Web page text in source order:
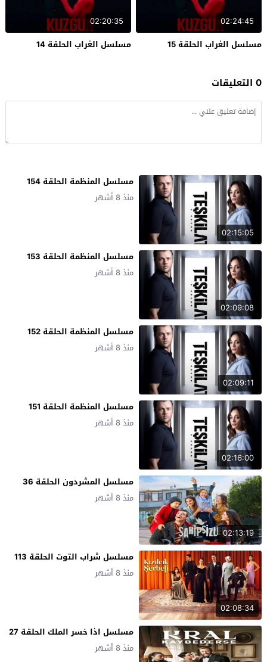
02:24:45
مسلسل الغراب الحلقة 15
02:20:35
مسلسل الغراب الحلقة 14
0 التعليقات
02:15:05
مسلسل المنظمة الحلقة 154
منذ 8 أشهر
02:09:08
مسلسل المنظمة الحلقة 153
منذ 8 أشهر
02:09:11
مسلسل المنظمة الحلقة 152
منذ 8 أشهر
02:16:00
مسلسل المنظمة الحلقة 151
منذ 8 أشهر
02:13:19
مسلسل المشردون الحلقة 36
منذ 8 أشهر
02:08:34
مسلسل شراب التوت الحلقة 113
منذ 8 أشهر
مسلسل اذا خسر الملك الحلقة 27
منذ 8 أشهر